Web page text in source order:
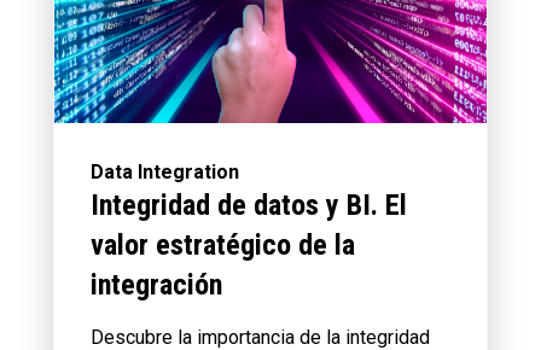
Data Integration
Integridad de datos y BI. El
valor estratégico de la
integración
Descubre la importancia de la integridad